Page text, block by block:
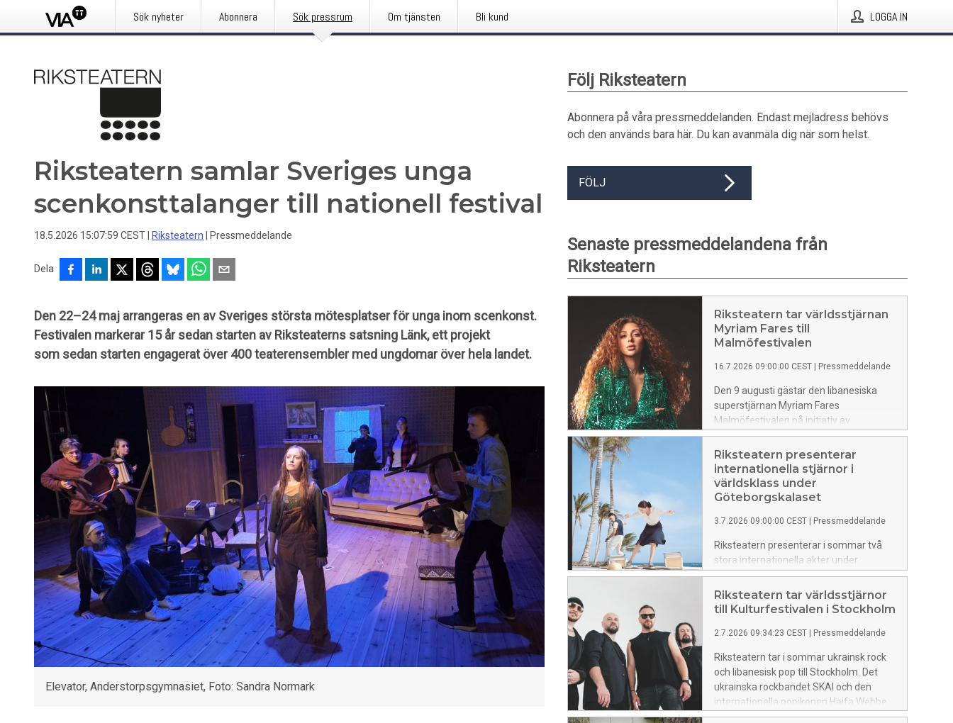
Sök nyheter Abonnera Sök pressrum Om tjänsten Bli kund LOGGA IN
Riksteatern samlar Sveriges unga
scenkonsttalanger till nationell festival
18.5.2026 15:07:59 CEST Riksteatern Pressmeddelande
Dela
Den 22–24 maj arrangeras en av Sveriges största mötesplatser för unga inom scenkonst.
Festivalen markerar 15 år sedan starten av Riksteaterns satsning Länk, ett projekt
som sedan starten engagerat över 400 teaterensembler med ungdomar över hela landet.
Elevator, Anderstorpsgymnasiet, Foto: Sandra Normark
Följ Riksteatern
Abonnera på våra pressmeddelanden. Endast mejladress behövs
och den används bara här. Du kan avanmäla dig när som helst.
FÖLJ
Senaste pressmeddelandena från
Riksteatern
Riksteatern tar världsstjärnan
Myriam Fares till
Malmöfestivalen
16.7.2026 09:00:00 CEST Pressmeddelande
Den 9 augusti gästar den libanesiska
superstjärnan Myriam Fares
Malmöfestivalen på initiativ av
Riksteatern. Konserten är en exklusiv
Sverigespelning med fri entré och är en
del av Malmöfestivalens officiella
program.
Riksteatern presenterar
internationella stjärnor i
världsklass under
Göteborgskalaset
3.7.2026 09:00:00 CEST Pressmeddelande
Riksteatern presenterar i sommar två
stora internationella akter under
Göteborgskalaset. Den 30 augusti gästar
den världsberömda popartisten Maya
Diab Götaplatsen, och dagen innan bjuds
dansföreställning av koreografduon
är en del av Göteborgskalasets
festivalprogram.
Riksteatern tar världsstjärnor
till Kulturfestivalen i Stockholm
2.7.2026 09:34:23 CEST Pressmeddelande
Riksteatern tar i sommar ukrainsk rock
och libanesisk pop till Stockholm. Det
ukrainska rockbandet SKAI och den
internationella popikonen Haifa Wehbe
kommer till Kulturfestivalen i Stockholm.